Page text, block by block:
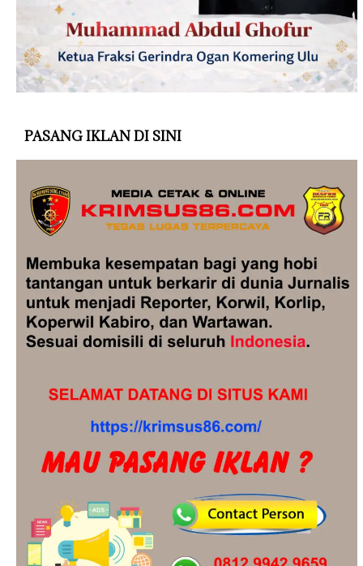
PASANG IKLAN DI SINI